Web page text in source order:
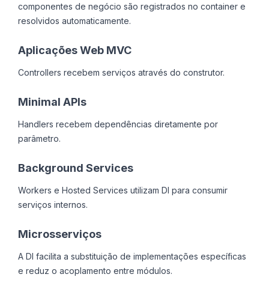
componentes de negócio são registrados no container e
resolvidos automaticamente.
Aplicações Web MVC
Controllers recebem serviços através do construtor.
Minimal APIs
Handlers recebem dependências diretamente por
parâmetro.
Background Services
Workers e Hosted Services utilizam DI para consumir
serviços internos.
Microsserviços
A DI facilita a substituição de implementações específicas
e reduz o acoplamento entre módulos.